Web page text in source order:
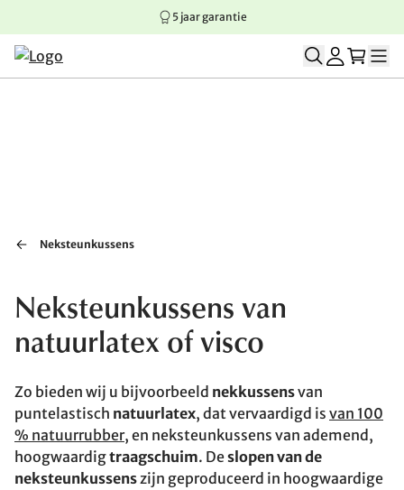
Springen naar hoofdinhoud
Springen naar hoofdnavigatie
Springen naar voettekst
5 jaar garantie
Neksteunkussens
Neksteunkussens van
natuurlatex of visco
Zo bieden wij u bijvoorbeeld nekkussensvan
puntelastisch natuurlatex, dat vervaardigd is van 100
% natuurrubber, en neksteunkussens van ademend,
hoogwaardigtraagschuim. Deslopen van de
neksteunkussenszijn geproduceerd in hoogwaardige